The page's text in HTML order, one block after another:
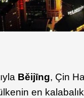
Běijīng, Çin
en